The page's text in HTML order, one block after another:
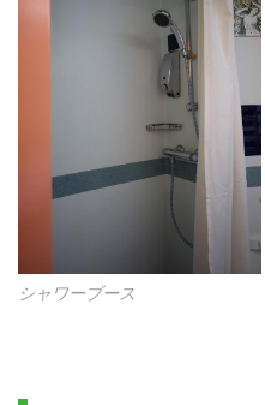
シャワーブース